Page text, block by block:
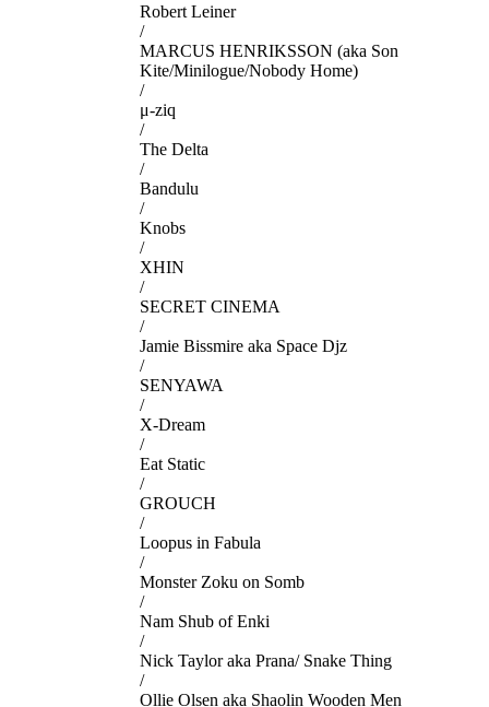
Robert Leiner
/
MARCUS HENRIKSSON (aka Son
Kite/Minilogue/Nobody Home)
/
μ-ziq
/
The Delta
/
Bandulu
/
Knobs
/
XHIN
/
SECRET CINEMA
/
Jamie Bissmire aka Space Djz
/
SENYAWA
/
X-Dream
/
Eat Static
/
GROUCH
/
Loopus in Fabula
/
Monster Zoku on Somb
/
Nam Shub of Enki
/
Nick Taylor aka Prana/ Snake Thing
/
Ollie Olsen aka Shaolin Wooden Men